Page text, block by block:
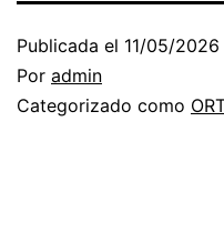
Publicada el 11/05/2026
Por admin
Categorizado como